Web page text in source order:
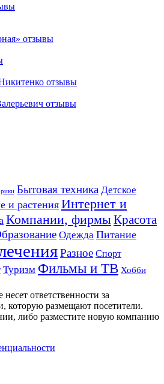
отзывы
отзывы
отзывы
Бытовая техника Детское
и растения Интернет и
Компании, фирмыКрасота
Одежда Питание
Разное Спорт
Туризм Фильмы и ТВ Хобби
ответственности за
которую размещают посетители.
либо разместите новую компанию